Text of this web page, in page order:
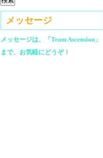
メッセージ
メッセージは、「Team Ascension」
まで、お気軽にどうぞ！